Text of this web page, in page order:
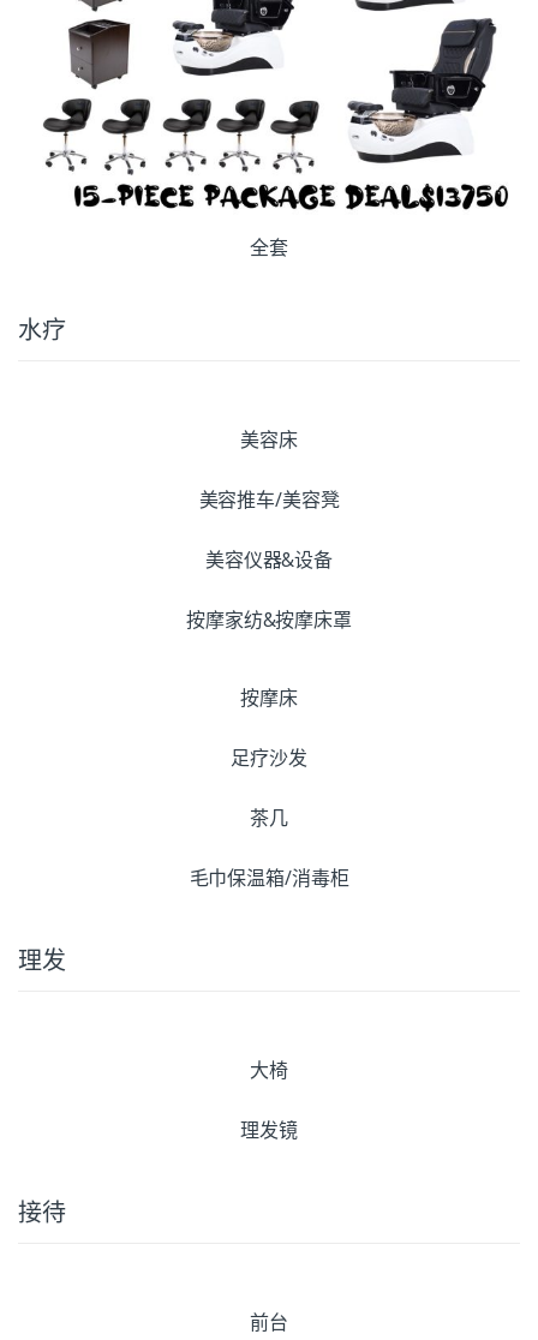
全套
水疗
美容床
美容推车/美容凳
美容仪器&设备
按摩家纺&按摩床罩
按摩床
足疗沙发
茶几
毛巾保温箱/消毒柜
理发
大椅
理发镜
接待
前台